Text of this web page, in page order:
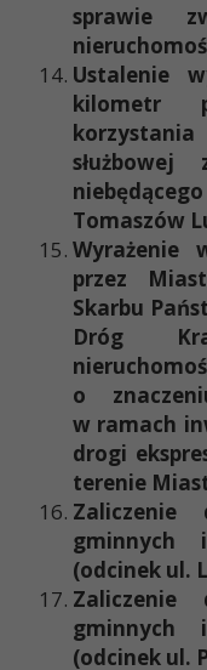
sprawie
Ustalenie
kilometr
służbowej
Tomaszów
Wyrażenie
przez
Skarbu
Dróg
o
w ramach
drogi
terenie
gminnych
(odcinek ul.
gminnych
(odcinek ul.